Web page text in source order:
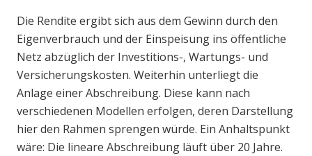
Die Rendite ergibt sich aus dem Gewinn durch den
Eigenverbrauch und der Einspeisung ins öffentliche
Netz abzüglich der Investitions-, Wartungs- und
Versicherungskosten. Weiterhin unterliegt die
Anlage einer Abschreibung. Diese kann nach
verschiedenen Modellen erfolgen, deren Darstellung
hier den Rahmen sprengen würde. Ein Anhaltspunkt
wäre: Die lineare Abschreibung läuft über 20 Jahre.